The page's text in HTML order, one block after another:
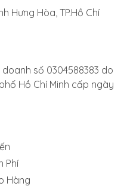
phút
24-48 giờ
psi
70.
Hưng Hòa, TP.Hồ Chí
số 0304588383 do
Hồ Chí Minh cấp ngày
Phí
Hàng